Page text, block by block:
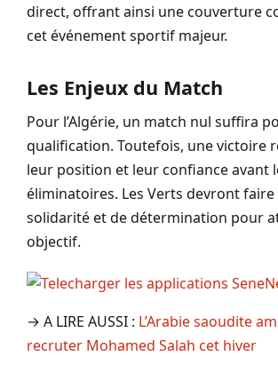
direct, offrant ainsi une couverture
cet événement sportif majeur.
Les Enjeux du Match
Pour l’Algérie, un match nul suffira
qualification. Toutefois, une victoire
leur position et leur confiance avant
éliminatoires. Les Verts devront
solidarité et de détermination pour
objectif.
→ A LIRE AUSSI : L’Arabie saoudite
recruter Mohamed Salah cet hiver